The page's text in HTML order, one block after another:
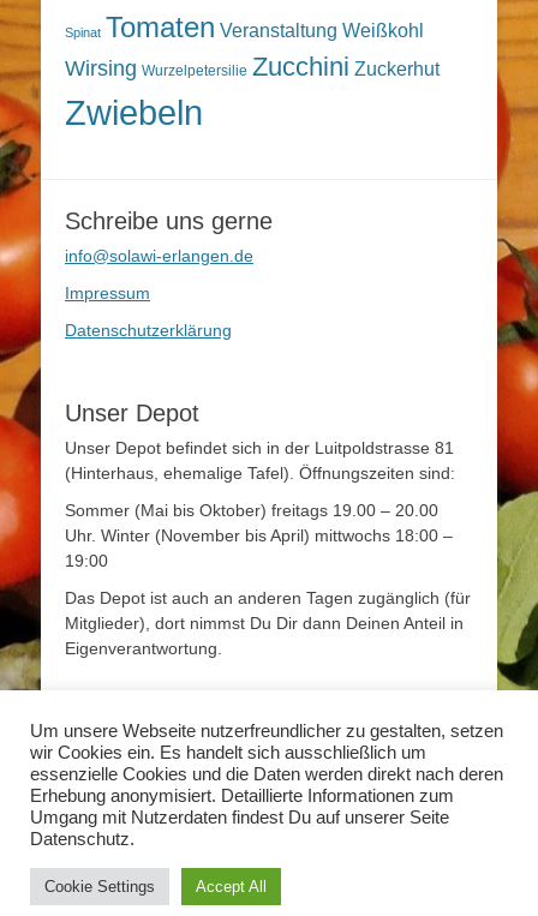
Spinat Tomaten Veranstaltung Weißkohl
Wirsing Wurzelpetersilie Zucchini Zuckerhut
Zwiebeln
Schreibe uns gerne
info@solawi-erlangen.de
Impressum
Datenschutzerklärung
Unser Depot
Unser Depot befindet sich in der Luitpoldstrasse 81
(Hinterhaus, ehemalige Tafel). Öffnungszeiten sind:
Sommer (Mai bis Oktober) freitags 19.00 – 20.00
Uhr. Winter (November bis April) mittwochs 18:00 –
19:00
Das Depot ist auch an anderen Tagen zugänglich (für
Mitglieder), dort nimmst Du Dir dann Deinen Anteil in
Eigenverantwortung.
Mehr Infos
Mehr Informationen zum Thema Solidarische
Landwirtschaft findet Ihr unterwww.solidarische-
landwirtschaft.org
Copyright © 2026 Solidarische Landwirtschaft Erlangen
vorbehalten.
Um unsere Webseite nutzerfreundlicher zu gestalten, setzen
wir Cookies ein. Es handelt sich ausschließlich um
essenzielle Cookies und die Daten werden direkt nach deren
Erhebung anonymisiert. Detaillierte Informationen zum
Umgang mit Nutzerdaten findest Du auf unserer Seite
Datenschutz.
Cookie Settings Accept All